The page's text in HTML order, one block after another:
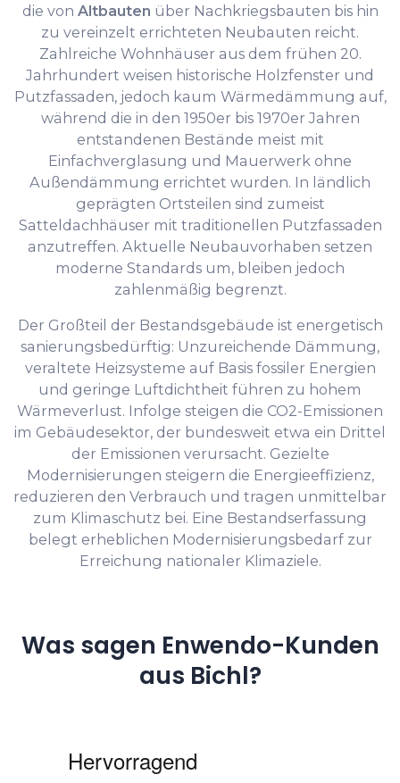
die von Altbauten über Nachkriegsbauten bis hin
zu vereinzelt errichteten Neubauten reicht.
Zahlreiche Wohnhäuser aus dem frühen 20.
Jahrhundert weisen historische Holzfenster und
Putzfassaden, jedoch kaum Wärmedämmung auf,
während die in den 1950er bis 1970er Jahren
entstandenen Bestände meist mit
Einfachverglasung und Mauerwerk ohne
Außendämmung errichtet wurden. In ländlich
geprägten Ortsteilen sind zumeist
Satteldachhäuser mit traditionellen Putzfassaden
anzutreffen. Aktuelle Neubauvorhaben setzen
moderne Standards um, bleiben jedoch
zahlenmäßig begrenzt.
Der Großteil der Bestandsgebäude ist energetisch
sanierungsbedürftig: Unzureichende Dämmung,
veraltete Heizsysteme auf Basis fossiler Energien
und geringe Luftdichtheit führen zu hohem
Wärmeverlust. Infolge steigen die CO2-Emissionen
im Gebäudesektor, der bundesweit etwa ein Drittel
der Emissionen verursacht. Gezielte
Modernisierungen steigern die Energieeffizienz,
reduzieren den Verbrauch und tragen unmittelbar
zum Klimaschutz bei. Eine Bestandserfassung
belegt erheblichen Modernisierungsbedarf zur
Erreichung nationaler Klimaziele.
Was sagen Enwendo-Kunden
aus Bichl?